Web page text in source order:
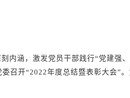
案
内涵，激发党员干部践行“党建强
召开“2022年度总结暨表彰大会”